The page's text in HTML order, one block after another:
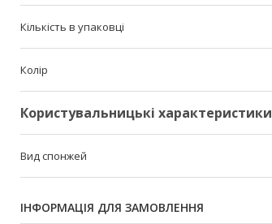
Кількість в упаковці
Колір
Користувальницькі характеристики
Вид спонжей
ІНФОРМАЦІЯ ДЛЯ ЗАМОВЛЕННЯ